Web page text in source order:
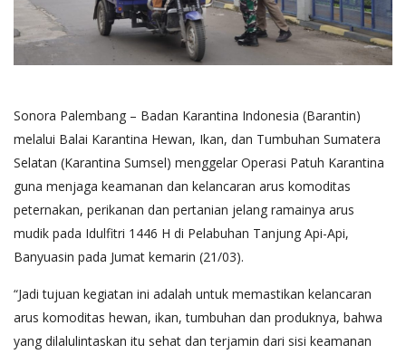
Sonora Palembang – Badan Karantina Indonesia (Barantin)
melalui Balai Karantina Hewan, Ikan, dan Tumbuhan Sumatera
Selatan (Karantina Sumsel) menggelar Operasi Patuh Karantina
guna menjaga keamanan dan kelancaran arus komoditas
peternakan, perikanan dan pertanian jelang ramainya arus
mudik pada Idulfitri 1446 H di Pelabuhan Tanjung Api-Api,
Banyuasin pada Jumat kemarin (21/03).
“Jadi tujuan kegiatan ini adalah untuk memastikan kelancaran
arus komoditas hewan, ikan, tumbuhan dan produknya, bahwa
yang dilalulintaskan itu sehat dan terjamin dari sisi keamanan